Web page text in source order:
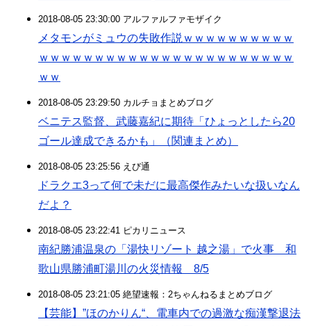
2018-08-05 23:30:00 アルファルファモザイク
メタモンがミュウの失敗作説ｗｗｗｗｗｗｗｗｗｗ
ｗｗｗｗｗｗｗｗｗｗｗｗｗｗｗｗｗｗｗｗｗｗｗ
ｗｗ
2018-08-05 23:29:50 カルチョまとめブログ
ベニテス監督、武藤嘉紀に期待「ひょっとしたら20
ゴール達成できるかも」（関連まとめ）
2018-08-05 23:25:56 えび通
ドラクエ3って何で未だに最高傑作みたいな扱いなん
だよ？
2018-08-05 23:22:41 ピカリニュース
南紀勝浦温泉の「湯快リゾート 越之湯」で火事 和
歌山県勝浦町湯川の火災情報 8/5
2018-08-05 23:21:05 絶望速報：2ちゃんねるまとめブログ
【芸能】”ほのかりん“、電車内での過激な痴漢撃退法